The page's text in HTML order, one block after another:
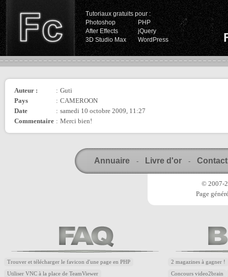
Tutoriaux gratuits pour :
Photoshop
PHP
After Effects
jQuery
3D Studio Max
WordPress
Auteur : : Guti
Pays
: CAMEROON
Date
: samedi 10 octobre 2009, 11:27
Commentaire : Merci bien!
Annuaire - Livre d'or - Contact
© 2007-
Page
Trouver et télécharger le favicon d'une page en PHP
Utiliser VNC à la place de TeamViewer
2 magazines à gagner !
Concours video2brain